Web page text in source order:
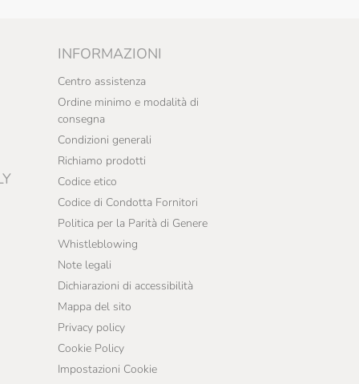
INFORMAZIONI
Centro assistenza
Ordine minimo e modalità di
consegna
Condizioni generali
Richiamo prodotti
Codice etico
Codice di Condotta Fornitori
Politica per la Parità di Genere
Whistleblowing
Note legali
Dichiarazioni di accessibilità
Mappa del sito
Privacy policy
Cookie Policy
Impostazioni Cookie